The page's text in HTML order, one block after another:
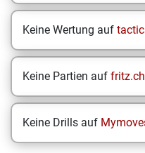
Keine Wertung auf
Keine Partien auf
Keine Drills auf